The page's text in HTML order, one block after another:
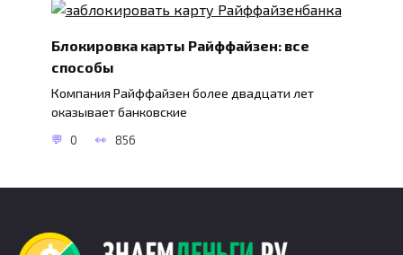
Блокировка карты Райффайзен: все
способы
Компания Райффайзен более двадцати лет
оказывает банковские
0 856